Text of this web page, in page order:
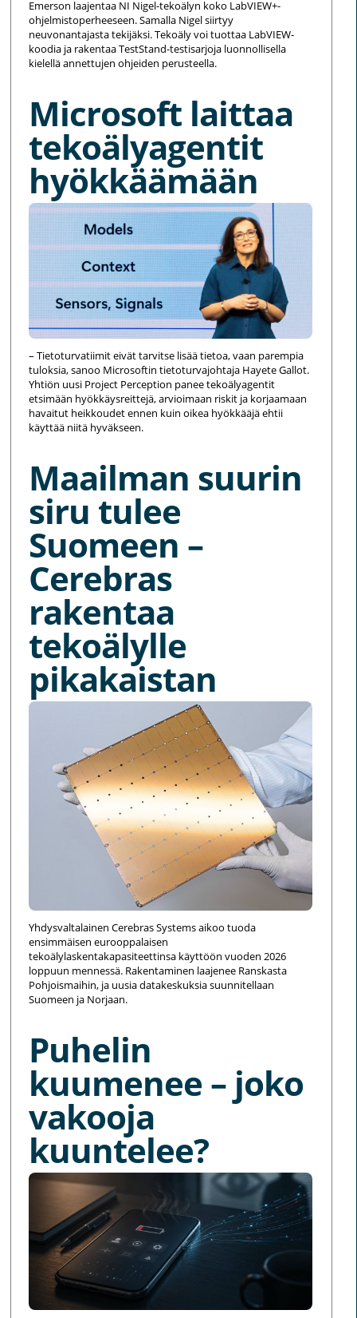
Emerson laajentaa NI Nigel-tekoälyn koko LabVIEW+-
ohjelmistoperheeseen. Samalla Nigel siirtyy
neuvonantajasta tekijäksi. Tekoäly voi tuottaa LabVIEW-
koodia ja rakentaa TestStand-testisarjoja luonnollisella
kielellä annettujen ohjeiden perusteella.
Microsoft laittaa
tekoälyagentit
hyökkäämään
– Tietoturvatiimit eivät tarvitse lisää tietoa, vaan parempia
tuloksia, sanoo Microsoftin tietoturvajohtaja Hayete Gallot.
Yhtiön uusi Project Perception panee tekoälyagentit
etsimään hyökkäysreittejä, arvioimaan riskit ja korjaamaan
havaitut heikkoudet ennen kuin oikea hyökkääjä ehtii
käyttää niitä hyväkseen.
Maailman suurin
siru tulee
Suomeen –
Cerebras
rakentaa
tekoälylle
pikakaistan
Yhdysvaltalainen Cerebras Systems aikoo tuoda
ensimmäisen eurooppalaisen
tekoälylaskentakapasiteettinsa käyttöön vuoden 2026
loppuun mennessä. Rakentaminen laajenee Ranskasta
Pohjoismaihin, ja uusia datakeskuksia suunnitellaan
Suomeen ja Norjaan.
Puhelin
kuumenee – joko
vakooja
kuuntelee?